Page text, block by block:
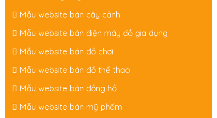
Mẫu website bán cây cảnh
Mẫu website bán điện máy đồ gia dụng
Mẫu website bán đồ chơi
Mẫu website bán đồ thể thao
Mẫu website bán đồng hồ
Mẫu website bán mỹ phẩm